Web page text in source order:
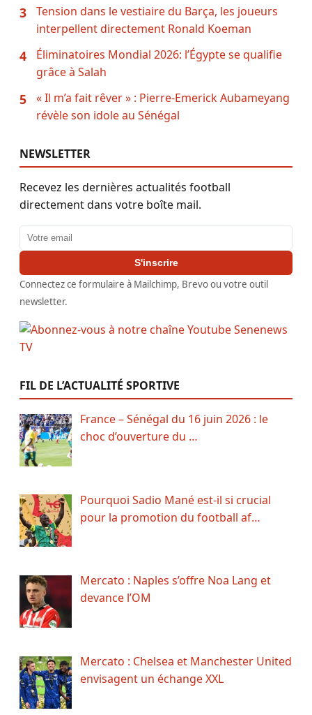
3
Tension dans le vestiaire du Barça, les joueurs
interpellent directement Ronald Koeman
4
Éliminatoires Mondial 2026: l’Égypte se qualifie
grâce à Salah
5
« Il m’a fait rêver » : Pierre-Emerick Aubameyang
révèle son idole au Sénégal
NEWSLETTER
Recevez les dernières actualités football
directement dans votre boîte mail.
Adresse email
S'inscrire
Connectez ce formulaire à Mailchimp, Brevo ou votre outil
newsletter.
FIL DE L’ACTUALITÉ SPORTIVE
France – Sénégal du 16 juin 2026 : le
choc d’ouverture du …
Pourquoi Sadio Mané est-il si crucial
pour la promotion du football af…
Mercato : Naples s’offre Noa Lang et
devance l’OM
Mercato : Chelsea et Manchester United
envisagent un échange XXL